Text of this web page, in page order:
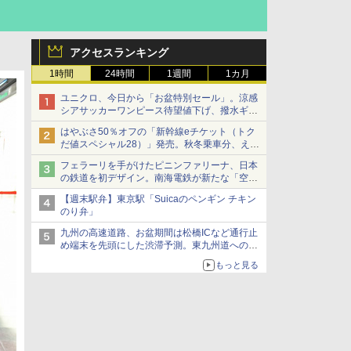
アクセスランキング
1時間 24時間 1週間 1カ月
ユニクロ、今日から「お盆特別セール」。涼感
シアサッカーワンピース待望値下げ、撥水ギア
ショーツは1990円に
はやぶさ50％オフの「新幹線eチケット（トク
だ値スペシャル28）」発売。秋冬乗車分、えき
ねっと限定
フェラーリを手がけたピニンファリーナ、日本
の鉄道を初デザイン。南海電鉄が新たな「空港
特急」をなにわ筋線へ導入
【週末駅弁】東京駅「Suicaのペンギン チキン
のり弁」
九州の高速道路、お盆期間は松橋ICなど通行止
め端末を先頭にした渋滞予測。東九州道への迂
もっと見る